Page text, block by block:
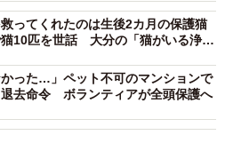
ってくれたのは生後2カ月の保護猫
10匹を世話 大分の「猫がいる浄化
かった…」ペット不可のマンションで
去命令 ボランティアが全頭保護へ